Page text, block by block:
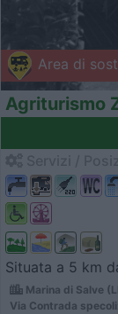
Area di
Agriturismo
Situata a 5 km
Marina di Salve
Via Contrada